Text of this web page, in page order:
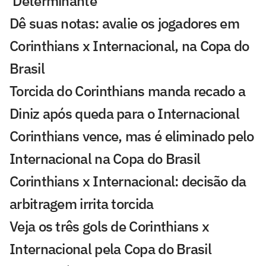
Dê suas notas: avalie os jogadores em
Corinthians x Internacional, na Copa do
Brasil
Torcida do Corinthians manda recado a
Diniz após queda para o Internacional
Corinthians vence, mas é eliminado pelo
Internacional na Copa do Brasil
Corinthians x Internacional: decisão da
arbitragem irrita torcida
Veja os três gols de Corinthians x
Internacional pela Copa do Brasil